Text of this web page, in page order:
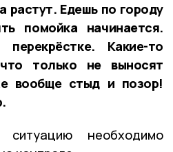
растут. Едешь по городу
помойка начинается.
Какие-то
только не выносят
вообще стыд и позор!
необходимо